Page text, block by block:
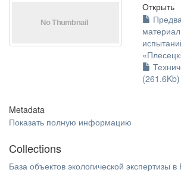
Открыть
(261.6Kb)
Metadata
Показать полную информацию
Collections
База объектов экологической экспертизы